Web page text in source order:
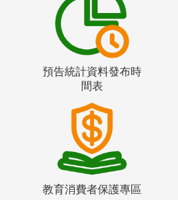
預告統計資料發布時
間表
教育消費者保護專區